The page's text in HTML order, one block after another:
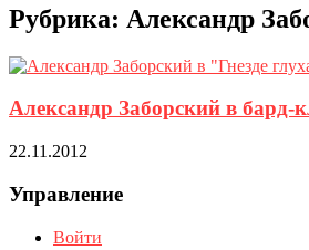
Рубрика: Александр
Александр Заборский в бард-
22.11.2012
Управление
Войти